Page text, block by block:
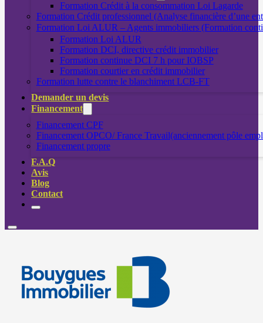
Formation Crédit à la consommation Loi Lagarde
Formation Crédit professionnel (Analyse financière d’une
Formation Loi ALUR – Agents immobiliers (Formation
Formation Loi ALUR
Formation DCI, directive crédit immobilier
Formation continue DCI 7 h pour IOBSP
Formation courtier en crédit immobilier
Formation lutte contre le blanchiment LCB-FT
Demander un devis
Financement
Financement CPF
Financement OPCO/ France Travail(anciennement pôle
Financement propre
F.A.Q
Avis
Blog
Contact